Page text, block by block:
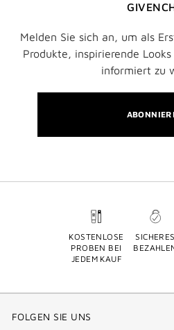
Melden Sie sich an, um als
Produkte, inspirierende
informiert zu
KOSTENLOSE
PROBEN BEI
JEDEM KAUF
SICHERES
FOLGEN SIE UNS